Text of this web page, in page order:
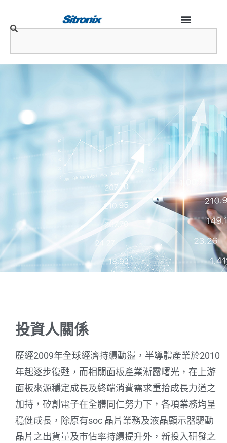
tors
投資人關係
歷經2009年全球經濟持續動盪，半導體產業於2010
年起逐步復甦，而相關面板產業漸露曙光，在上游
面板來源穩定成長及終端消費需求重拾成長力道之
加持，矽創電子在全體同仁努力下，各項業務均呈
穩健成長，除原有soc 晶片業務及液晶顯示器驅動
晶片之出貨量及市佔率持續提升外，新投入研發之